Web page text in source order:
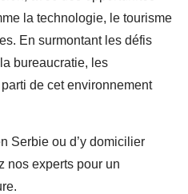
la technologie, le tourisme
En surmontant les défis
bureaucratie, les
de cet environnement
Serbie ou d’y domicilier
nos experts pour un